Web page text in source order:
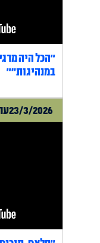
"הכל היה
במנהיגות״"
23/3/2026